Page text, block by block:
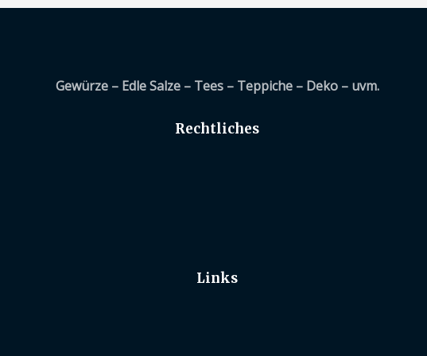
Gewürze – Edle Salze – Tees – Teppiche – Deko – uvm.
Rechtliches
Links